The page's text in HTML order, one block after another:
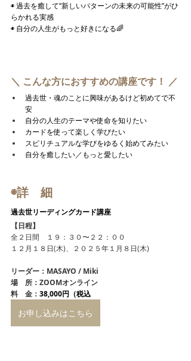
◉ 過去を癒して“新しいパターンの未来の可能性”がひ
らかれる実感
◉ 自分の人生がもっと好きになる🌈
＼ こんな方におすすめの講座です！ ／
過去世・魂のことに興味があるけど初めてで不
安
自分の人生のテーマや使命を知りたい
カードを使って楽しく学びたい
スピリチュアルな学びをゆるく始めてみたい
自分を癒したい／もっと愛したい
◉詳　細
過去世リーディングカード講座
【日程】
全２日間　１９：３０〜２２：００
１２月１８日(木)、２０２５年１月８日(木)
リーダー：MASAYO / Miki
場　所：ZOOMオンライン
料　金： 38,000円（税込
お申し込みはこちら